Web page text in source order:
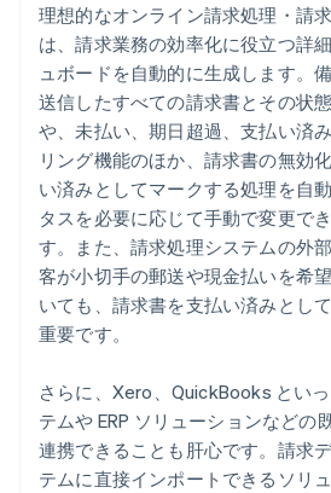
理想的なオンライン請求処理・請
は、請求業務の効率化に役立つ詳
ュボードを自動的に生成します。
送信したすべての請求書とその状
や、未払い、期日超過、支払い済
リング機能のほか、請求書の無効
い済みとしてマークする処理を自
タスを必要に応じて手動で変更で
す。また、請求処理システムの外
客が小切手の郵送や現金払いを希
いても、請求書を支払い済みとし
重要です。
さらに、Xero、QuickBooks とい
テムや ERP ソリューションなどの
連携できることも肝心です。請求
テムに直接インポートできるソリ